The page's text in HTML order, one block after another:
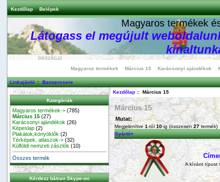
Kezdőlap Belépek
Magyaros termékek
Látogass el megújult
Magyaros termékek Március 15 Karácsonyi ajándékok
Linkajánló::Bannercsere
Kategóriák
Magyaros termékek-> (785)
Március 15 (27)
Karácsonyi ajándékok (26)
Képeslap (2)
Plakátok,könyöklők (2)
Térképek, atlaszok-> (32)
Külföldi nemzeti zászlók (10)
Összes termék
Kérdezz bátran Skype-on
Kezdőlap:: Március 15
Március 15
Mutat:
Megjelenítve 1-tól 10-ig (összesen 27termék)
Gyártó+
A kívánt típust